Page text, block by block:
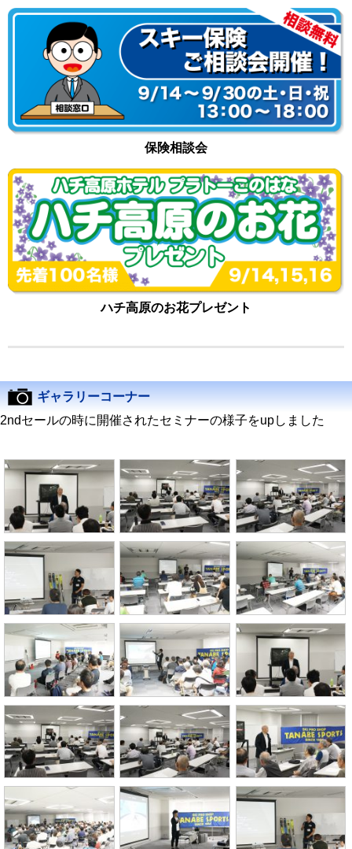
保険相談会
ハチ高原のお花プレゼント
ギャラリーコーナー
2ndセールの時に開催されたセミナーの様子をupしました